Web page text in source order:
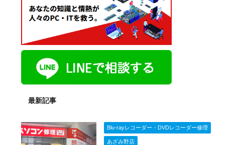
最新記事
Blu-rayレコーダー・DVDレコーダー修理
あざみ野店